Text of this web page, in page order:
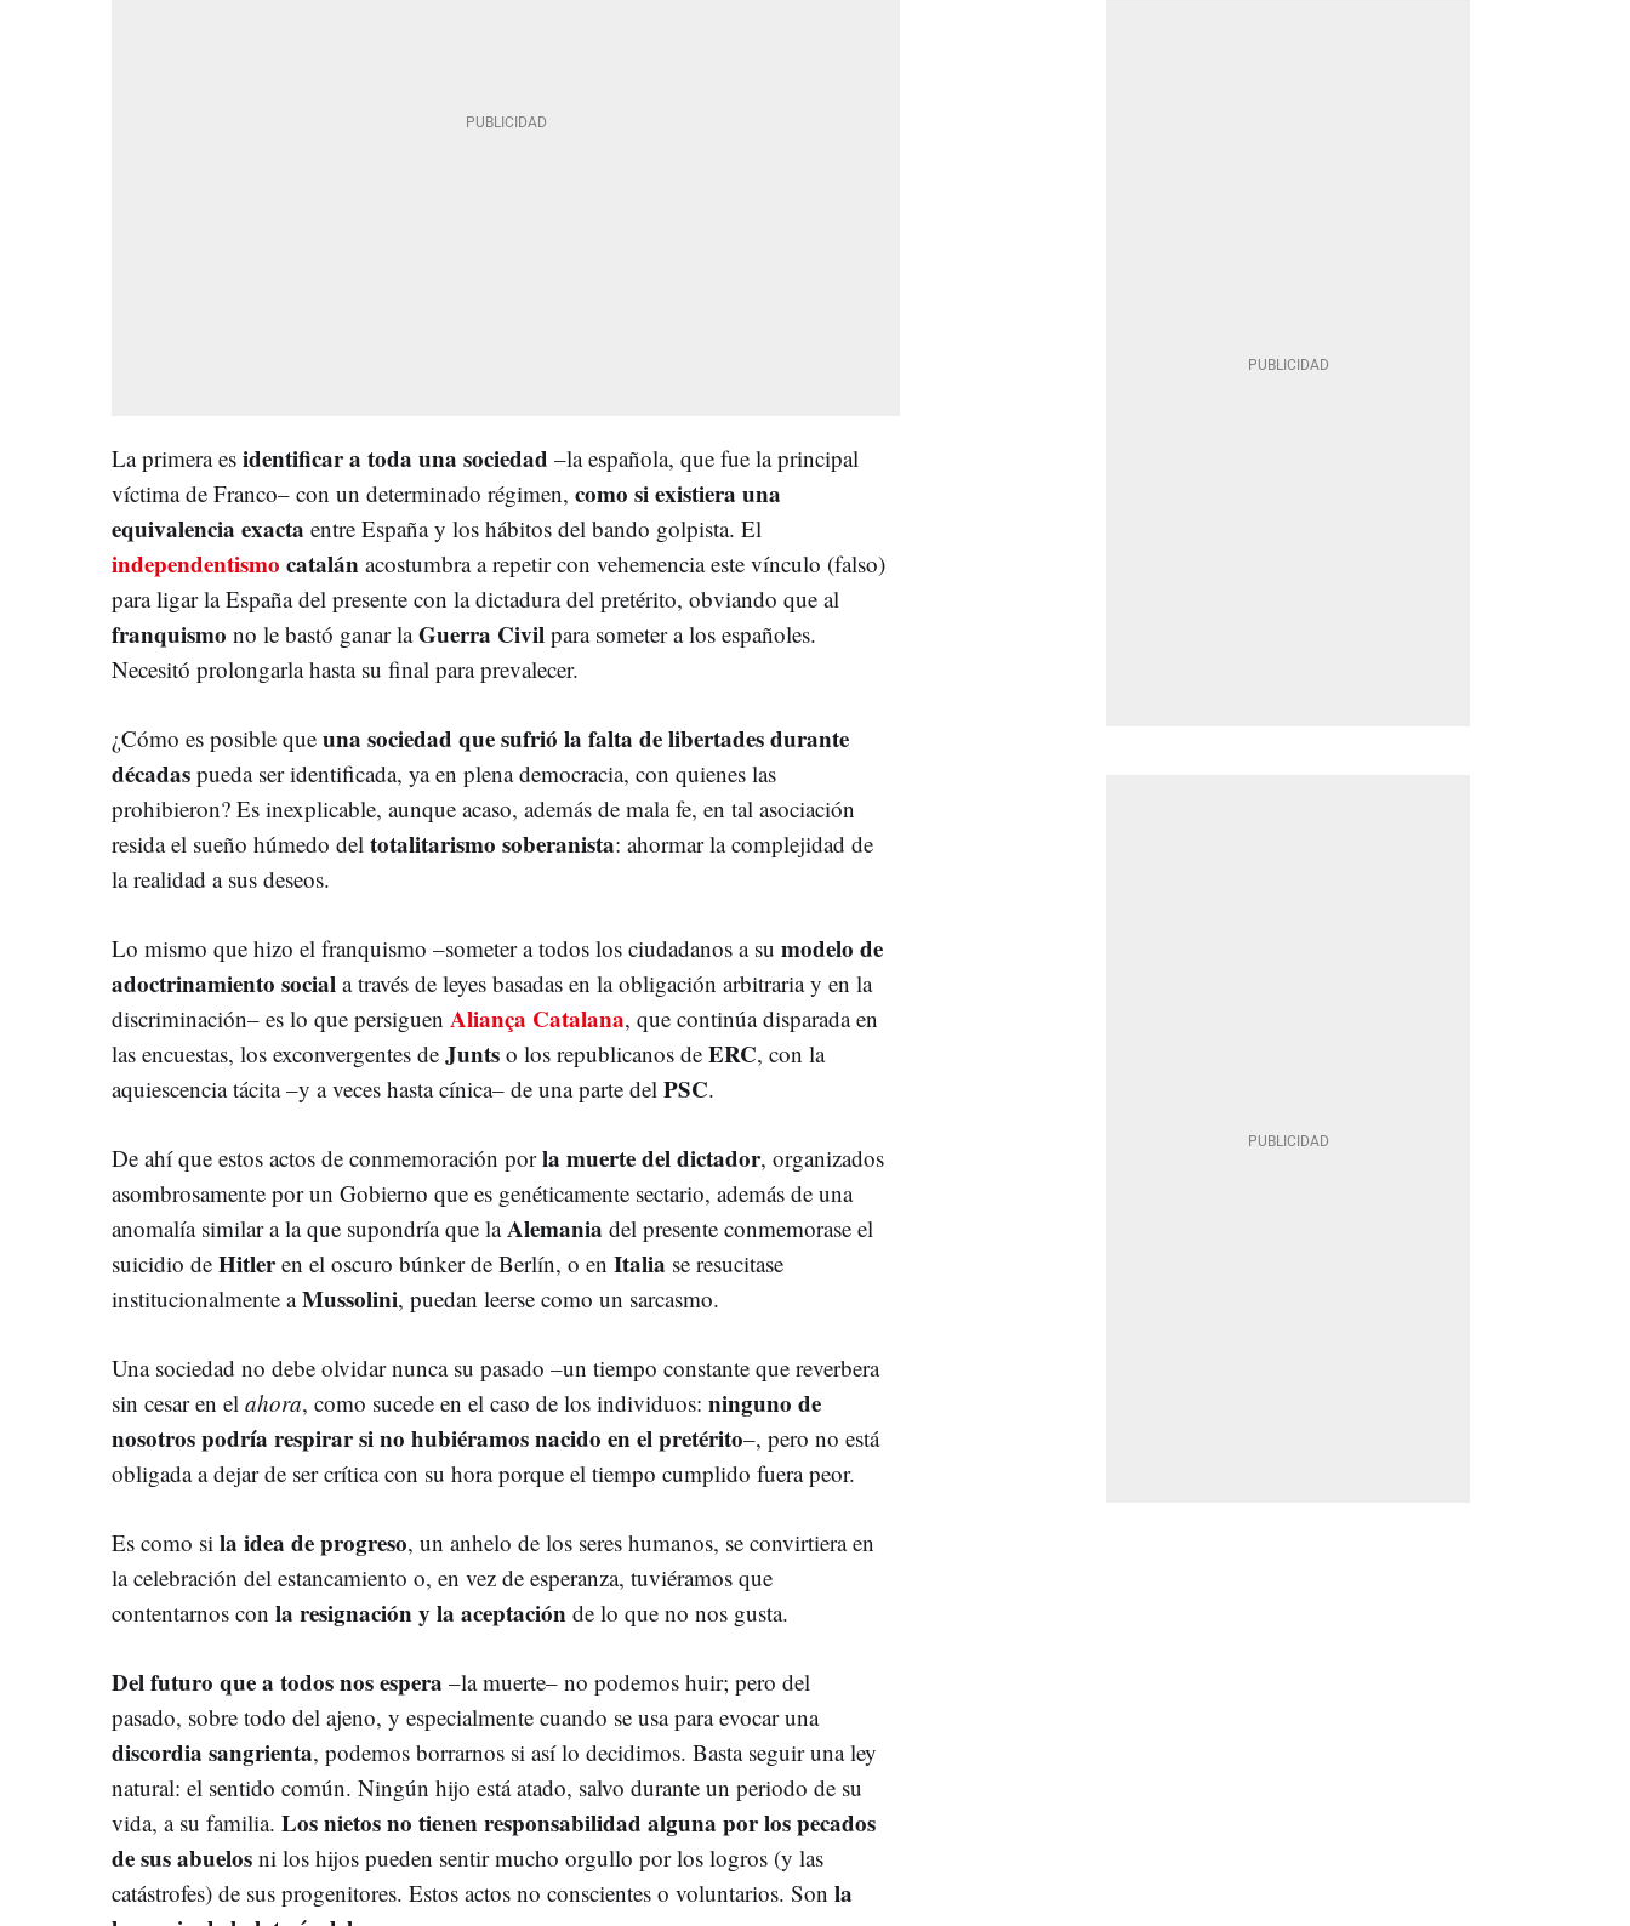
La primera es identificar a toda una sociedad –la española, que fue la principal
víctima de Franco– con un determinado régimen, como si existiera una
equivalencia exacta entre España y los hábitos del bando golpista. El
independentismo catalán acostumbra a repetir con vehemencia este vínculo (falso)
para ligar la España del presente con la dictadura del pretérito, obviando que al
franquismo no le bastó ganar laGuerra Civil para someter a los españoles.
Necesitó prolongarla hasta su final para prevalecer.
¿Cómo es posible que una sociedad que sufrió la falta de libertades durante
décadas pueda ser identificada, ya en plena democracia, con quienes las
prohibieron? Es inexplicable, aunque acaso, además de mala fe, en tal asociación
resida el sueño húmedo del totalitarismo soberanista: ahormar la complejidad de
la realidad a sus deseos.
Lo mismo que hizo el franquismo –someter a todos los ciudadanos a su modelo de
adoctrinamiento social a través de leyes basadas en la obligación arbitraria y en la
discriminación– es lo que persiguen Aliança Catalana, que continúa disparada en
las encuestas, los exconvergentes de Junts o los republicanos de ERC, con la
aquiescencia tácita –y a veces hasta cínica– de una parte del PSC.
De ahí que estos actos de conmemoración porla muerte del dictador, organizados
asombrosamente por un Gobierno que es genéticamente sectario, además de una
anomalía similar a la que supondría que laAlemania del presente conmemorase el
suicidio de Hitleren el oscuro búnker de Berlín, o en Italia se resucitase
institucionalmente aMussolini, puedan leerse como un sarcasmo.
Una sociedad no debe olvidar nunca su pasado –un tiempo constante que reverbera
sin cesar en el ahora, como sucede en el caso de los individuos: ninguno de
nosotros podría respirar si no hubiéramos nacido en el pretérito–, pero no está
obligada a dejar de ser crítica con su hora porque el tiempo cumplido fuera peor.
Es como si la idea de progreso, un anhelo de los seres humanos, se convirtiera en
la celebración del estancamiento o, en vez de esperanza, tuviéramos que
contentarnos con la resignación y la aceptación de lo que no nos gusta.
Del futuro que a todos nos espera –la muerte– no podemos huir; pero del
pasado, sobre todo del ajeno, y especialmente cuando se usa para evocar una
discordia sangrienta, podemos borrarnos si así lo decidimos. Basta seguir una ley
natural: el sentido común. Ningún hijo está atado, salvo durante un periodo de su
vida, a su familia. Los nietos no tienen responsabilidad alguna por los pecados
de sus abuelos ni los hijos pueden sentir mucho orgullo por los logros (y las
catástrofes) de sus progenitores. Estos actos no conscientes o voluntarios. Son la